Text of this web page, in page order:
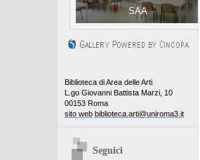
SAA
Biblioteca di Area delle Arti
L.go Giovanni Battista Marzi, 10
00153 Roma
sito web biblioteca.arti@uniroma3.it
Seguici